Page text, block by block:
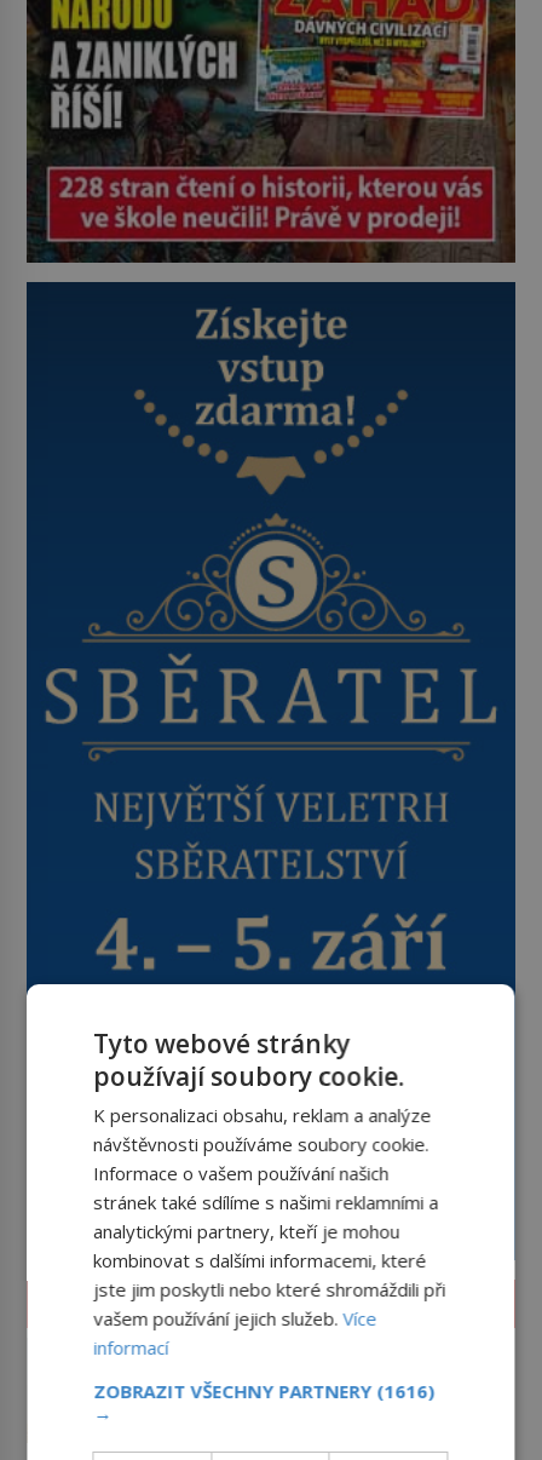
LIFESTYLE
který má přinášet štěstí
Proč někdo pečlivě otáčí postel,
přidává rostliny, vodu nebo dřevo?
Tyto webové stránky
používají soubory cookie.
K personalizaci obsahu, reklam a analýze
návštěvnosti používáme soubory cookie.
Informace o vašem používání našich
stránek také sdílíme s našimi reklamními a
analytickými partnery, kteří je mohou
kombinovat s dalšími informacemi, které
jste jim poskytli nebo které shromáždili při
vašem používání jejich služeb.Více
informací
ZOBRAZIT VŠECHNY PARTNERY (1616)
→